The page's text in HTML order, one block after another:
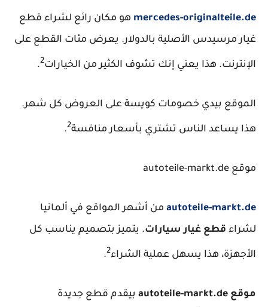
mercedes-originalteile.de هو مكان رائع لشراء قطع
غيار مرسيدس الأصلية بالدولار. يعرض مئات القطع على
الإنترنت. هذا يعني إنك تشوف الكثير من الخيارات2
.
الموقع بيدي خصومات كويسة على العروض كل شهر.
هذا يساعد الناس تشتري بأسعار منافسة2
.
موقع autoteile-markt.de
autoteile-markt.de من أشهر المواقع في ألمانيا
لشراء قطع غيار سيارات. يتميز بتصميم يناسب كل
الأجهزة، هذا يسهل عملية الشراء2
.
موقع autoteile-markt.de
بيقدم قطع جديدة